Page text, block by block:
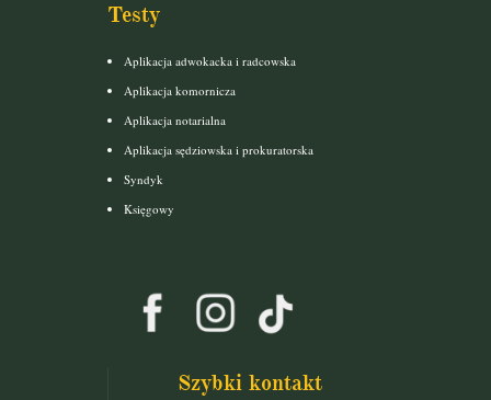
Testy
Aplikacja adwokacka i radcowska
Aplikacja komornicza
Aplikacja notarialna
Aplikacja sędziowska i prokuratorska
Syndyk
Księgowy
Szybki kontakt